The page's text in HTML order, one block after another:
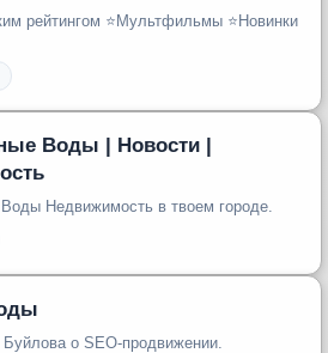
рейтингом ⭐️Мультфильмы ⭐️Новинки
Воды | Новости |
Недвижимость в твоем городе.
о SEO-продвижении.